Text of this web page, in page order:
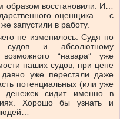
образом восстановили. И…
оценщика — с
запустили в работу.
не изменилось. Судя по
судов и абсолютному
“навара” уже
наших судов, при цене
уже перестали даже
потенциальных (или уже
денежек сидит именно в
Хорошо бы узнать и